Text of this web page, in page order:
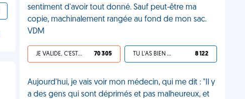
sentiment d'avoir tout donné. Sauf peut-être ma
copie, machinalement rangée au fond de mon sac.
VDM
JE VALIDE, C'EST UNE VDM 70 305 TU L'AS BIEN MÉRITÉ 8 122
Aujourd'hui, je vais voir mon médecin, qui me dit : "Il y
a des gens qui sont déprimés et pas malheureux, et